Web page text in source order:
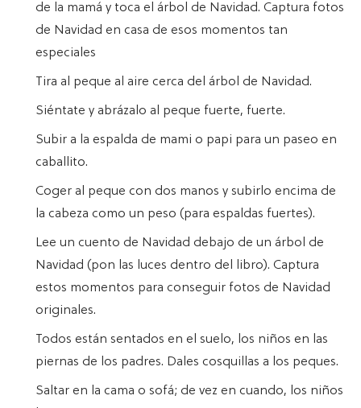
de la mamá y toca el árbol de Navidad. Captura fotos
de Navidad en casa de esos momentos tan
especiales
Tira al peque al aire cerca del árbol de Navidad.
Siéntate y abrázalo al peque fuerte, fuerte.
Subir a la espalda de mami o papi para un paseo en
caballito.
Coger al peque con dos manos y subirlo encima de
la cabeza como un peso (para espaldas fuertes).
Lee un cuento de Navidad debajo de un árbol de
Navidad (pon las luces dentro del libro). Captura
estos momentos para conseguir fotos de Navidad
originales.
Todos están sentados en el suelo, los niños en las
piernas de los padres. Dales cosquillas a los peques.
Saltar en la cama o sofá; de vez en cuando, los niños